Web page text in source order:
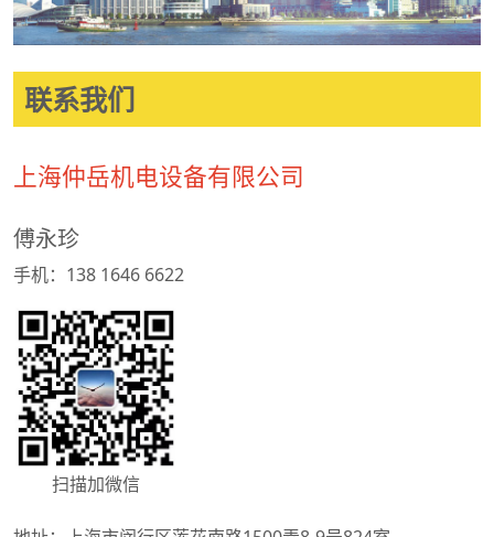
联系我们
上海仲岳机电设备有限公司
傅永珍
手机：138 1646 6622
扫描加微信